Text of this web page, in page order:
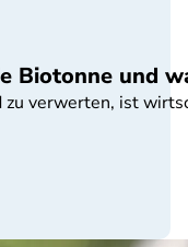
Biotonne und
verwerten, ist